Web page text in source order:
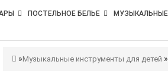
ПОСТЕЛЬНОЕ БЕЛЬЕ
Музыкальные инструменты для детей